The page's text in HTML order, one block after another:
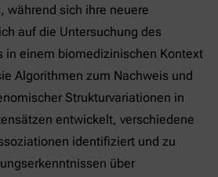
während sich ihre neuere
auf die Untersuchung des
in einem biomedizinischen Kontext
Algorithmen zum Nachweis und
Strukturvariationen in
entwickelt, verschiedene
identifiziert und zu
über